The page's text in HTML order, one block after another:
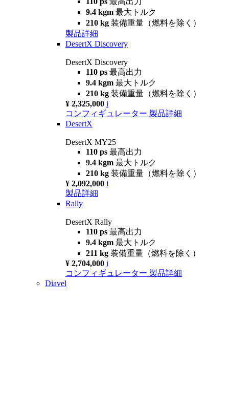
9.4 kgm 最大トルク
210 kg 装備重量（燃料を除く）
製品詳細
DesertX Discovery
DesertX Discovery
110 ps 最高出力
9.4 kgm 最大トルク
210 kg 装備重量（燃料を除く）
¥ 2,325,000 i
コンフィギュレーター 製品詳細
DesertX
DesertX MY25
110 ps 最高出力
9.4 kgm 最大トルク
210 kg 装備重量（燃料を除く）
¥ 2,092,000 i
製品詳細
Rally
DesertX Rally
110 ps 最高出力
9.4 kgm 最大トルク
211 kg 装備重量（燃料を除く）
¥ 2,704,000 i
コンフィギュレーター 製品詳細
Diavel